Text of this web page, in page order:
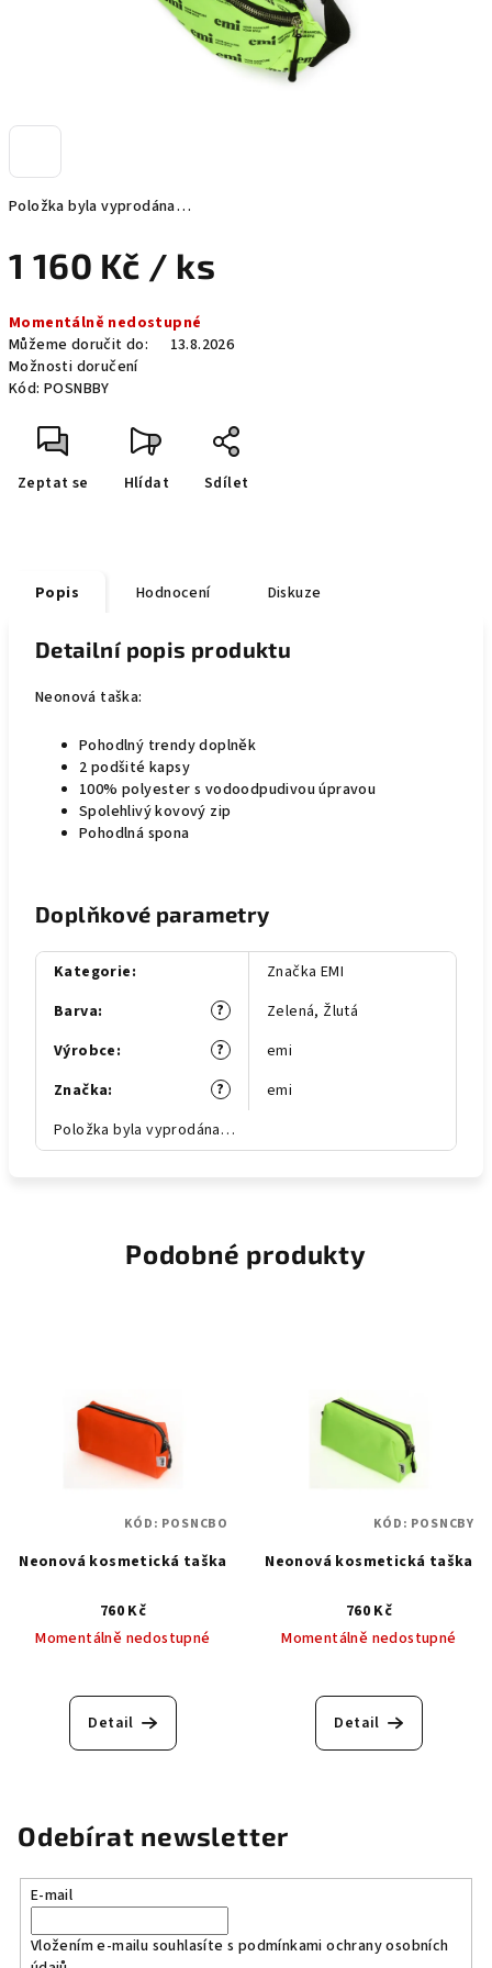
Položka byla vyprodána…
1 160 Kč / ks
cena:
Momentálně nedostupné
Můžeme doručit do:
13.8.2026
Možnosti doručení
Kód: POSNBBY
Zeptat se Hlídat Sdílet
Popis Hodnocení Diskuze
Detailní popis produktu
Neonová taška:
Pohodlný trendy doplněk
2 podšité kapsy
100% polyester s vodoodpudivou úpravou
Spolehlivý kovový zip
Pohodlná spona
Doplňkové parametry
Kategorie:
Značka EMI
?
Barva: Zelená, Žlutá
?
Výrobce:
emi
?
Značka:
emi
Položka byla vyprodána…
Podobné produkty
Neonová kosmetická taška
760 Kč
Momentálně nedostupné
Detail
KÓD: POSNCBO
Neonová kosmetická taška
760 Kč
Momentálně nedostupné
Detail
KÓD: POSNCBY
Odebírat newsletter
E-mail
Vložením e-mailu souhlasíte s podmínkami ochrany osobních